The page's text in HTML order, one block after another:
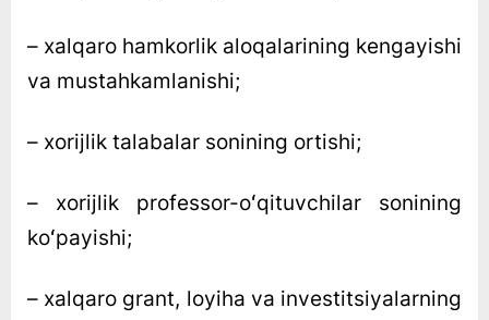
– xalqaro hamkorlik aloqalarining kengayishi
va mustahkamlanishi;
– xorijlik talabalar sonining ortishi;
– xorijlik professor-oʻqituvchilar sonining
koʻpayishi;
– xalqaro grant, loyiha va investitsiyalarning